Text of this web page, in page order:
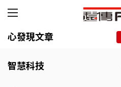
心發現文章
智慧科技